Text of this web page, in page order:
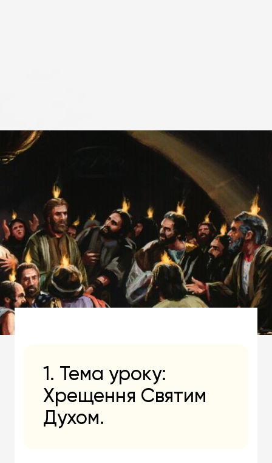
1. Тема уроку:
Хрещення Святим
Духом.